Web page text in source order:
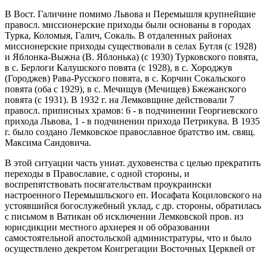
В Вост. Галичине помимо Львова и Перемышля крупнейшие
правосл. миссионерские приходы были основаны в городах
Турка, Коломыя, Галич, Сокаль. В отдаленных районах
миссионерские приходы существовали в селах Бутля (с 1928)
и Яблонка-Выжна (В. Яблонька) (с 1930) Турковского повята,
в с. Берлоги Калушского повята (с 1928), в с. Хороджув
(Городжев) Рава-Русского повята, в с. Корчин Сокальского
повята (оба с 1929), в с. Мечищув (Мечищев) Бжежанского
повята (с 1931). В 1932 г. на Лемковщине действовали 7
правосл. приписных храмов: 6 - в подчинении Георгиевского
прихода Львова, 1 - в подчинении прихода Петрикува. В 1935
г. было создано Лемковское православное братство им. свящ.
Максима Сандовича.
В этой ситуации часть униат. духовенства с целью прекратить
переходы в Православие, с одной стороны, и
воспрепятствовать посягательствам проукраински
настроенного Перемышльского еп. Иосафата Коциловского на
устоявшийся богослужебный уклад, с др. стороны, обратилась
с письмом в Ватикан об исключении Лемковской пров. из
юрисдикции местного архиерея и об образовании
самостоятельной апостольской администратуры, что и было
осуществлено декретом Конгрегации Восточных Церквей от